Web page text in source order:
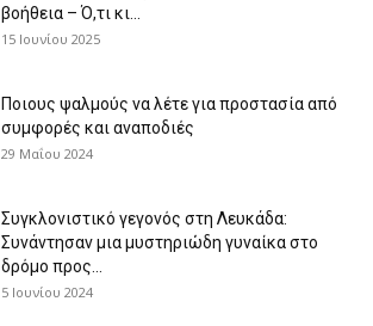
βοήθεια – Ό,τι κι...
15 Ιουνίου 2025
Ποιους ψαλμούς να λέτε για προστασία από
συμφορές και αναποδιές
29 Μαΐου 2024
Συγκλονιστικό γεγονός στη Λευκάδα:
Συνάντησαν μια μυστηριώδη γυναίκα στο
δρόμο προς...
5 Ιουνίου 2024